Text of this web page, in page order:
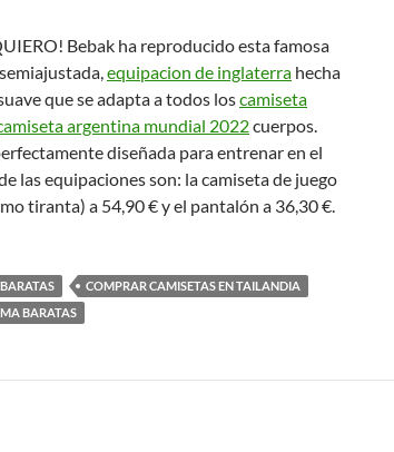
Bebak ha reproducido esta famosa
equipacion de inglaterra hecha
que se adapta a todos loscamiseta
argentina mundial 2022cuerpos.
diseñada para entrenar en el
las equipaciones son: la camiseta de juego
tiranta) a 54,90 € y el pantalón a 36,30 €.
COMPRAR CAMISETAS EN TAILANDIA
BARATAS